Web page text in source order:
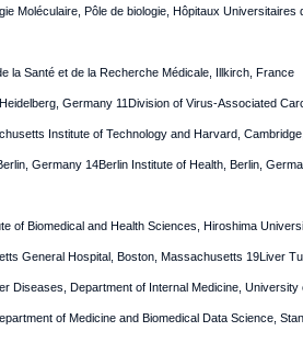
Moléculaire, Pôle de biologie, Hôpitaux
la Santé et de la Recherche Médicale, Illkirch, France
Germany 11Division of Virus-Associated
Institute of Technology and Harvard,
Germany 14Berlin Institute of Health, Berlin,
of Biomedical and Health Sciences, Hiroshima
General Hospital, Boston, Massachusetts 19Liver
Diseases, Department of Internal Medicine, University
of Medicine and Biomedical Data Science,